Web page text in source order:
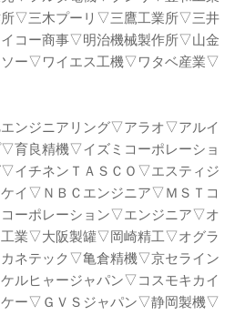
▽三木プーリ▽三鷹工業所▽三井
コー商事▽明治機械製作所▽山金
ー▽ワイエス工機▽ワタベ産業▽
ンジニアリング▽アラオ▽アルイ
育良精機▽イズミコーポレーショ
イチネンＴＡＳＣＯ▽エスティジ
イ▽ＮＢＣエンジニア▽ＭＳＴコ
ーポレーション▽エンジニア▽オ
業▽大阪製罐▽岡崎精工▽オグラ
ネテック▽亀倉精機▽京セライン
ルヒャージャパン▽コスモキカイ
ー▽ＧＶＳジャパン▽静岡製機▽